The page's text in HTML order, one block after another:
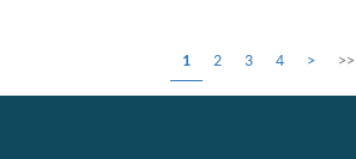
1 2 3 4 > >>